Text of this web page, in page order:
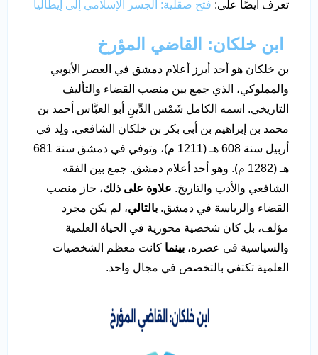
تعرف أيضًا على: فتح صقلية: الجسر الإسلامي إلى إيطاليا
ابن خلكان: القاضي المؤرخ
بن خلكان هو أحد أبرز أعلام دمشق في العصر الأيوبي
والمملوكي، الذي جمع بين منصب القضاء والتأليف
التاريخي. اسمه الكامل شَمْس الدِّينِ أبو العبَّاس أحمد بن
محمد بن إبراهيم بن أبي بكر بن خلكان الشافعي. ولِد في
أربيل سنة 608 هـ (1211 م)، وتوفي في دمشق سنة 681
هـ (1282 م). وهو أحد أعلام دمشق. جمع بين الفقه
الشافعي والأدب والتاريخ. علاوة على ذلك، حاز منصب
القضاء والرياسة في دمشق. بالتالي، لم يكن مجرد
مؤلف، بل كان شخصية محورية في الحياة العلمية
والسياسية في عصره، بينما كانت معظم الشخصيات
العلمية تكتفي بالتخصص في مجال واحد.